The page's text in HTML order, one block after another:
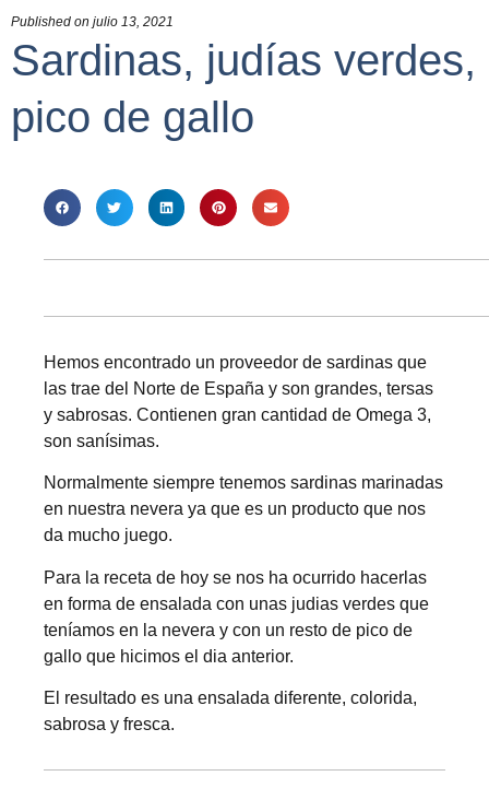
Published on julio 13, 2021
Sardinas, judías verdes,
pico de gallo
Hemos encontrado un proveedor de sardinas que
las trae del Norte de España y son grandes, tersas
y sabrosas. Contienen gran cantidad de Omega 3,
son sanísimas.
Normalmente siempre tenemos sardinas marinadas
en nuestra nevera ya que es un producto que nos
da mucho juego.
Para la receta de hoy se nos ha ocurrido hacerlas
en forma de ensalada con unas judias verdes que
teníamos en la nevera y con un resto de pico de
gallo que hicimos el dia anterior.
El resultado es una ensalada diferente, colorida,
sabrosa y fresca.